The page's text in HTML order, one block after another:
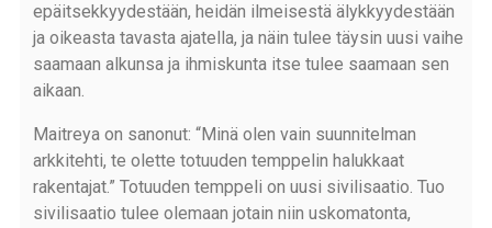
epäitsekkyydestään, heidän ilmeisestä älykkyydestään
ja oikeasta tavasta ajatella, ja näin tulee täysin uusi vaihe
saamaan alkunsa ja ihmiskunta itse tulee saamaan sen
aikaan.
Maitreya on sanonut: “Minä olen vain suunnitelman
arkkitehti, te olette totuuden temppelin halukkaat
rakentajat.” Totuuden temppeli on uusi sivilisaatio. Tuo
sivilisaatio tulee olemaan jotain niin uskomatonta,